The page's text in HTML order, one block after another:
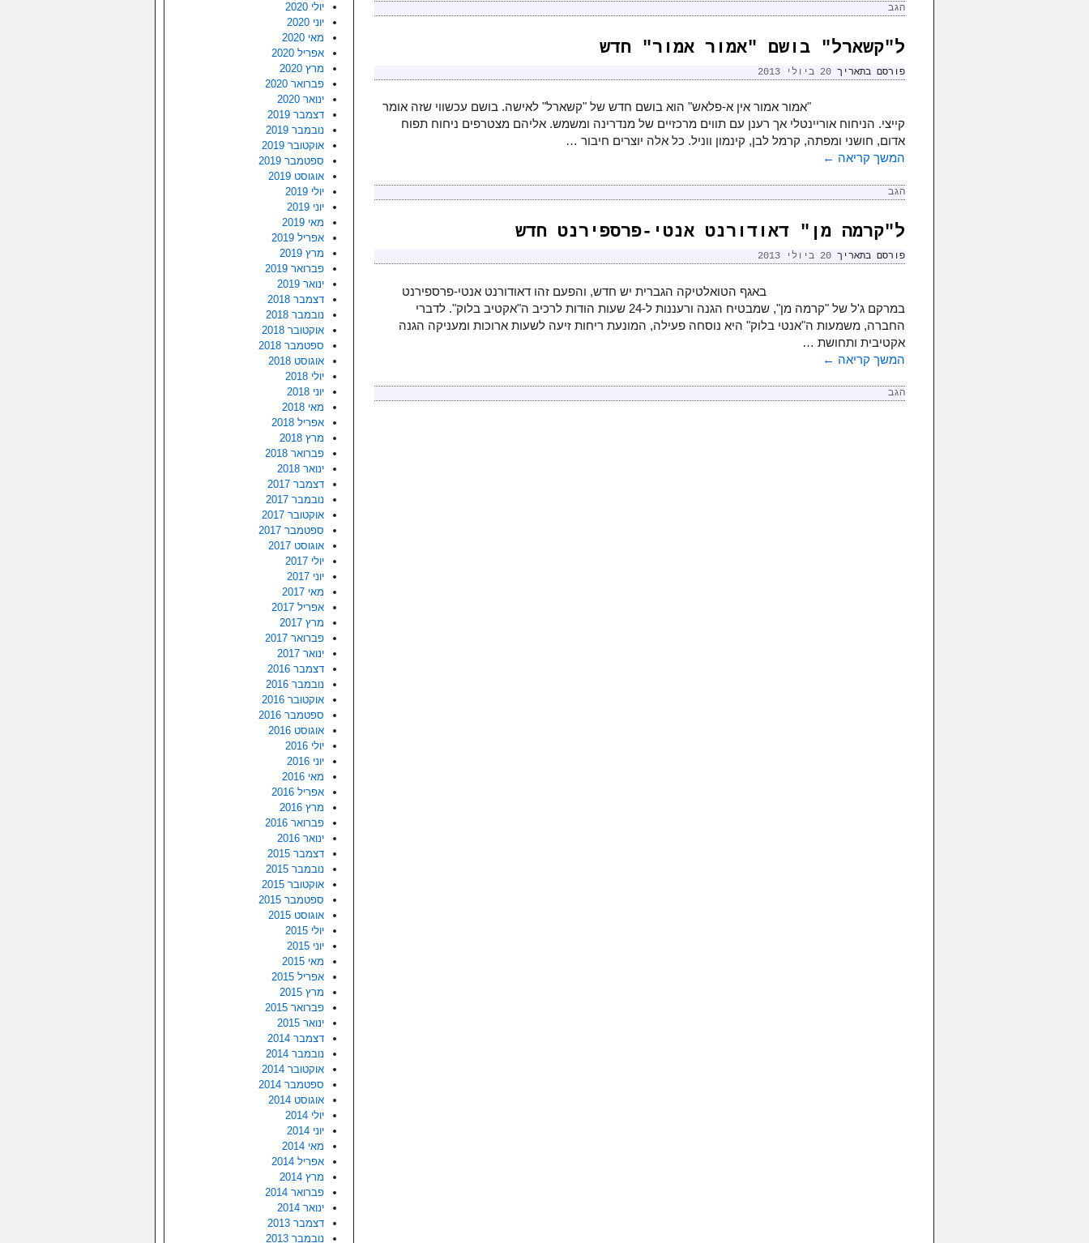
יולי 2020
יוני 2020
מאי 2020
אפריל 2020
מרץ 2020
פברואר 2020
ינואר 2020
דצמבר 2019
נובמבר 2019
אוקטובר 2019
ספטמבר 2019
אוגוסט 2019
יולי 2019
יוני 2019
מאי 2019
אפריל 2019
מרץ 2019
פברואר 2019
ינואר 2019
דצמבר 2018
נובמבר 2018
אוקטובר 2018
ספטמבר 2018
אוגוסט 2018
יולי 2018
יוני 2018
מאי 2018
אפריל 2018
מרץ 2018
פברואר 2018
ינואר 2018
דצמבר 2017
נובמבר 2017
אוקטובר 2017
ספטמבר 2017
אוגוסט 2017
יולי 2017
יוני 2017
מאי 2017
אפריל 2017
מרץ 2017
פברואר 2017
ינואר 2017
דצמבר 2016
נובמבר 2016
אוקטובר 2016
ספטמבר 2016
אוגוסט 2016
יולי 2016
יוני 2016
מאי 2016
אפריל 2016
מרץ 2016
פברואר 2016
ינואר 2016
דצמבר 2015
נובמבר 2015
אוקטובר 2015
ספטמבר 2015
אוגוסט 2015
יולי 2015
יוני 2015
מאי 2015
אפריל 2015
מרץ 2015
פברואר 2015
ינואר 2015
דצמבר 2014
נובמבר 2014
אוקטובר 2014
ספטמבר 2014
אוגוסט 2014
יולי 2014
יוני 2014
מאי 2014
אפריל 2014
מרץ 2014
פברואר 2014
ינואר 2014
דצמבר 2013
נובמבר 2013
הגב
ל"קשארל" בושם "אמור אמור" חדש
פורסם בתאריך 20 ביולי 2013
"אמור אמור אין א-פלאש" הוא בושם חדש של "קשארל" לאישה. בושם עכשווי שזה אומר
קייצי. הניחוח אוריינטלי אך רענן עם תווים מרכזיים של מנדרינה ומשמש. אליהם מצטרפים ניחוח תפוח
אדום, חושני ומפתה, קרמל לבן, קינמון ווניל. כל אלה יוצרים חיבור …
המשך קריאה ←
הגב
ל"קרמה מן" דאודורנט אנטי-פרספירנט חדש
פורסם בתאריך 20 ביולי 2013
באגף הטואלטיקה הגברית יש חדש, והפעם זהו דאודורנט אנטי-פרספירנט
במרקם ג'ל של "קרמה מן", שמבטיח הגנה ורעננות ל-24 שעות הודות לרכיב ה"אקטיב בלוק". לדברי
החברה, משמעות ה"אנטי בלוק" היא נוסחה פעילה, המונעת ריחות זיעה לשעות ארוכות ומעניקה הגנה
אקטיבית ותחושת …
המשך קריאה ←
הגב